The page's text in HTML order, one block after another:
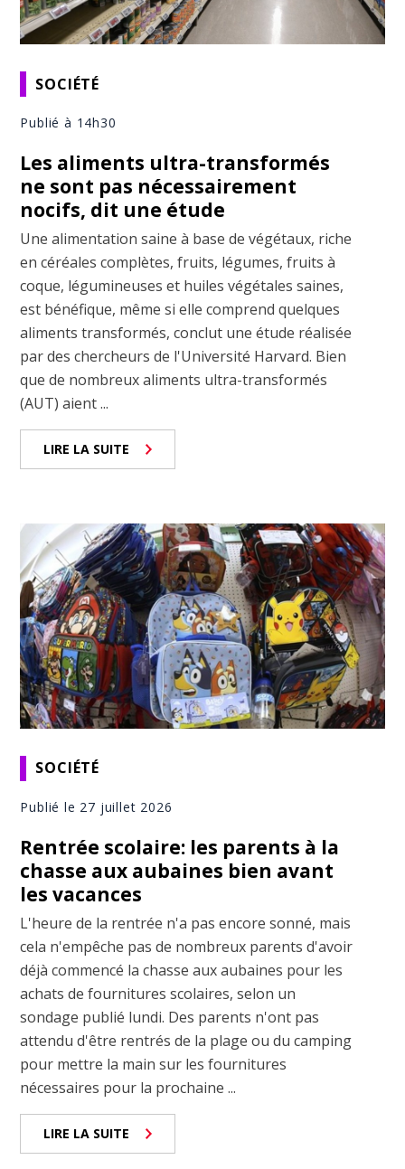
SOCIÉTÉ
Publié à 14h30
Les aliments ultra-transformés
ne sont pas nécessairement
nocifs, dit une étude
Une alimentation saine à base de végétaux, riche
en céréales complètes, fruits, légumes, fruits à
coque, légumineuses et huiles végétales saines,
est bénéfique, même si elle comprend quelques
aliments transformés, conclut une étude réalisée
par des chercheurs de l'Université Harvard. Bien
que de nombreux aliments ultra-transformés
(AUT) aient ...
LIRE LA SUITE
SOCIÉTÉ
Publié le 27 juillet 2026
Rentrée scolaire: les parents à la
chasse aux aubaines bien avant
les vacances
L'heure de la rentrée n'a pas encore sonné, mais
cela n'empêche pas de nombreux parents d'avoir
déjà commencé la chasse aux aubaines pour les
achats de fournitures scolaires, selon un
sondage publié lundi. Des parents n'ont pas
attendu d'être rentrés de la plage ou du camping
pour mettre la main sur les fournitures
nécessaires pour la prochaine ...
LIRE LA SUITE